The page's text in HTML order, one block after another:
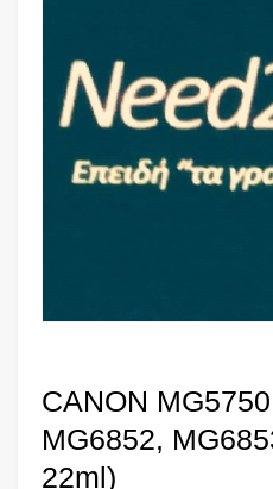
CANON
MG6852,
22ml)